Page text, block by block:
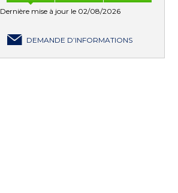
Dernière mise à jour le 02/08/2026
DEMANDE D’INFORMATIONS